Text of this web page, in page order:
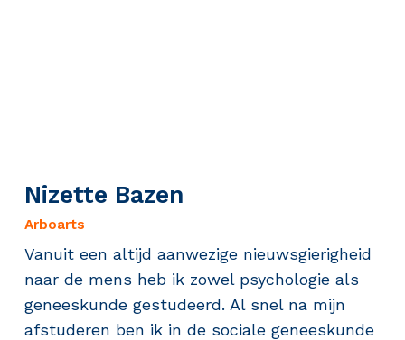
Nizette Bazen
Arboarts
Vanuit een altijd aanwezige nieuwsgierigheid
naar de mens heb ik zowel psychologie als
geneeskunde gestudeerd. Al snel na mijn
afstuderen ben ik in de sociale geneeskunde